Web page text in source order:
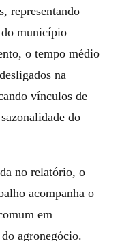
representando
município
o tempo médio
na
vínculos de
do
no relatório, o
acompanha o
em
agronegócio.